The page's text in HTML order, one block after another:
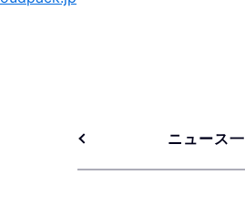
ニュース